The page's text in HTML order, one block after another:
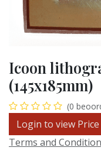
Icoon
(145x185mm)
(0
Login to view Price
Terms and